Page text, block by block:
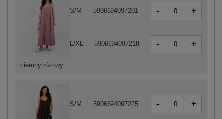
S/M 5906694097225 - +
ciemny różowy
S/M 5906694097201 - +
L/XL 5906694097218 - +